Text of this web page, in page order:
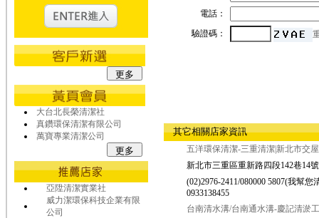
大台北長榮清潔社
真鑽環保清潔有限公司
萬寶專業清潔公司
亞陞清潔實業社
威力潔環保科技企業有限
公司
電話：
驗證碼：
其它相關店家資訊
五洋環保清潔-三重清潔|新北市交
新北市三重區重新路四段142巷14號
(02)2976-2411/080000 5807(我幫您
0933138455
台南清水溝/台南通水溝-慶記清淤